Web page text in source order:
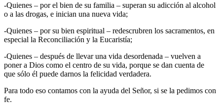
-Quienes – por el bien de su familia – superan su adicción al alcohol
o a las drogas, e inician una nueva vida;
-Quienes – por su bien espiritual – redescrubren los sacramentos, en
especial la Reconciliación y la Eucaristía;
-Quienes – después de llevar una vida desordenada – vuelven a
poner a Dios como el centro de su vida, porque se dan cuenta de
que sólo él puede darnos la felicidad verdadera.
Para todo eso contamos con la ayuda del Señor, si se la pedimos con
fe.